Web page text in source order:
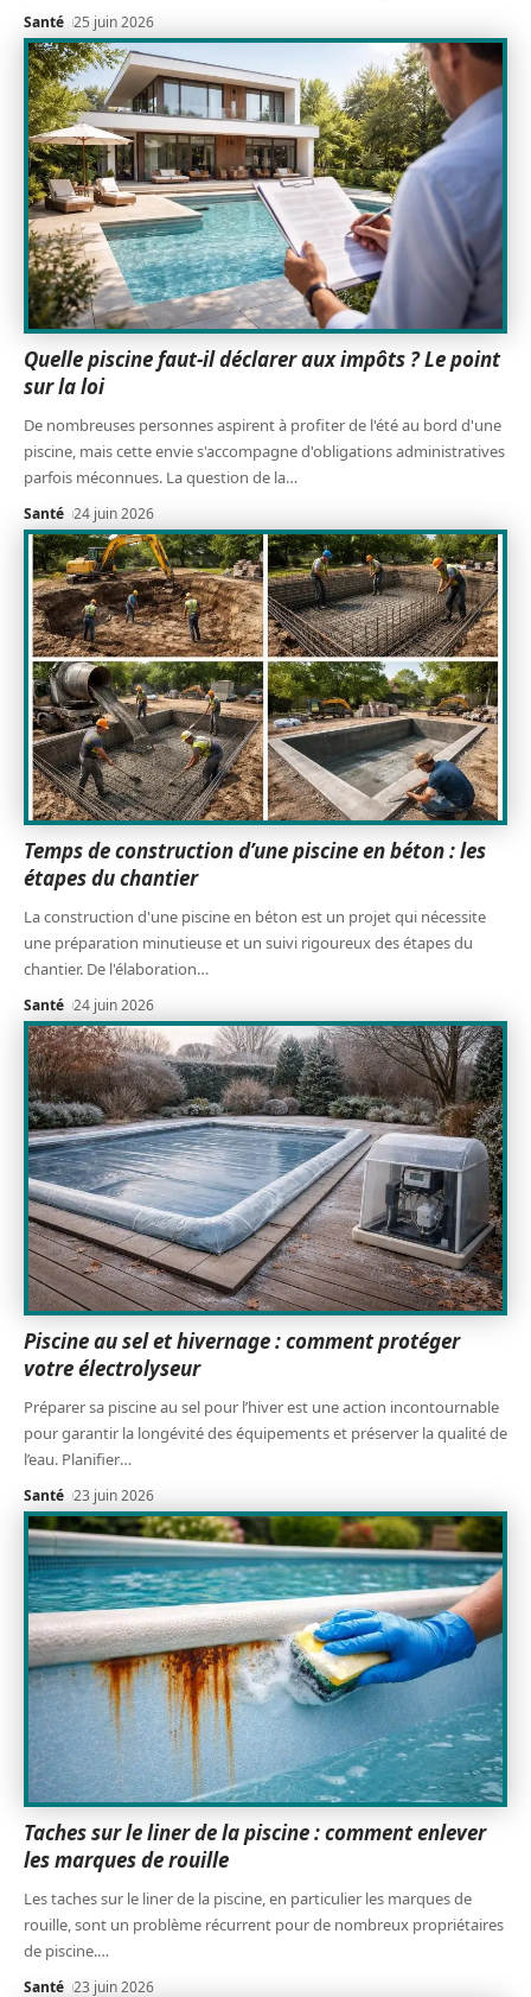
Santé 25 juin 2026
Quelle piscine faut-il déclarer aux impôts ? Le point
sur la loi
De nombreuses personnes aspirent à profiter de l'été au bord d'une
piscine, mais cette envie s'accompagne d'obligations administratives
parfois méconnues. La question de la…
Santé 24 juin 2026
Temps de construction d’une piscine en béton : les
étapes du chantier
La construction d'une piscine en béton est un projet qui nécessite
une préparation minutieuse et un suivi rigoureux des étapes du
chantier. De l'élaboration…
Santé 24 juin 2026
Piscine au sel et hivernage : comment protéger
votre électrolyseur
Préparer sa piscine au sel pour l’hiver est une action incontournable
pour garantir la longévité des équipements et préserver la qualité de
l’eau. Planifier…
Santé 23 juin 2026
Taches sur le liner de la piscine : comment enlever
les marques de rouille
Les taches sur le liner de la piscine, en particulier les marques de
rouille, sont un problème récurrent pour de nombreux propriétaires
de piscine.…
Santé 23 juin 2026